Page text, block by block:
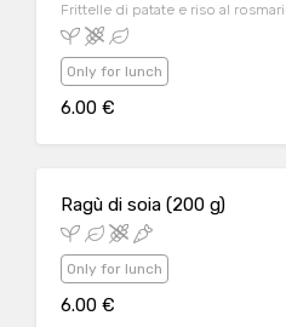
Frittelle di patate e riso al
Only for lunch
6.00 €
Ragù di soia (200 g)
Only for lunch
6.00 €